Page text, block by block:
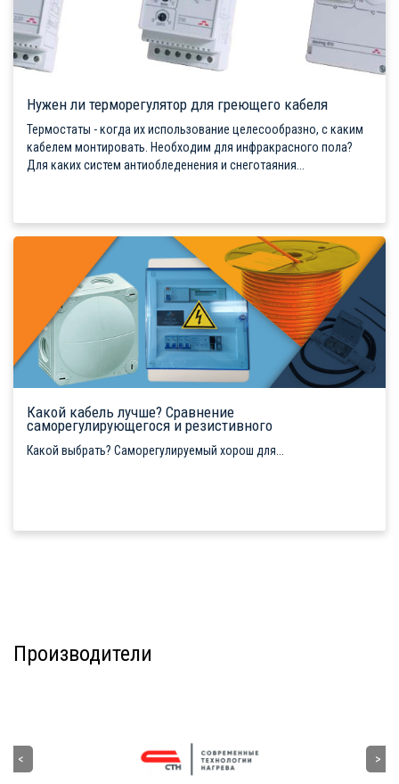
Нужен ли терморегулятор для греющего кабеля
Термостаты - когда их использование целесообразно, с каким
кабелем монтировать. Необходим для инфракрасного пола?
Для каких систем антиобледенения и снеготаяния...
Какой кабель лучше? Сравнение
саморегулирующегося и резистивного
Какой выбрать? Саморегулируемый хорош для...
Производители